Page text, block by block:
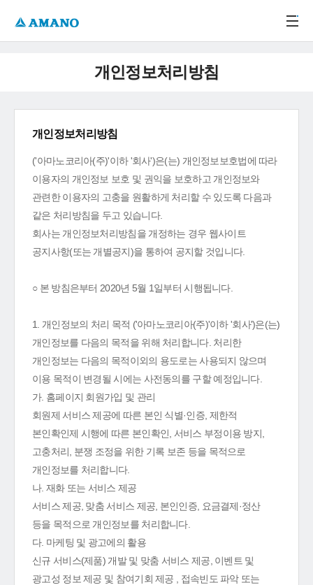
개인정보처리방침
개인정보처리방침
('아마노코리아(주)'이하 '회사')은(는) 개인정보보호법에 따라
이용자의 개인정보 보호 및 권익을 보호하고 개인정보와
관련한 이용자의 고충을 원활하게 처리할 수 있도록 다음과
같은 처리방침을 두고 있습니다.
회사는 개인정보처리방침을 개정하는 경우 웹사이트
공지사항(또는 개별공지)을 통하여 공지할 것입니다.
○ 본 방침은부터 2020년 5월 1일부터 시행됩니다.
1. 개인정보의 처리 목적 ('아마노코리아(주)'이하 '회사')은(는)
개인정보를 다음의 목적을 위해 처리합니다. 처리한
개인정보는 다음의 목적이외의 용도로는 사용되지 않으며
이용 목적이 변경될 시에는 사전동의를 구할 예정입니다.
가. 홈페이지 회원가입 및 관리
회원제 서비스 제공에 따른 본인 식별·인증, 제한적
본인확인제 시행에 따른 본인확인, 서비스 부정이용 방지,
고충처리, 분쟁 조정을 위한 기록 보존 등을 목적으로
개인정보를 처리합니다.
나. 재화 또는 서비스 제공
서비스 제공, 맞춤 서비스 제공, 본인인증, 요금결제·정산
등을 목적으로 개인정보를 처리합니다.
다. 마케팅 및 광고에의 활용
신규 서비스(제품) 개발 및 맞춤 서비스 제공, 이벤트 및
광고성 정보 제공 및 참여기회 제공 , 접속빈도 파악 또는